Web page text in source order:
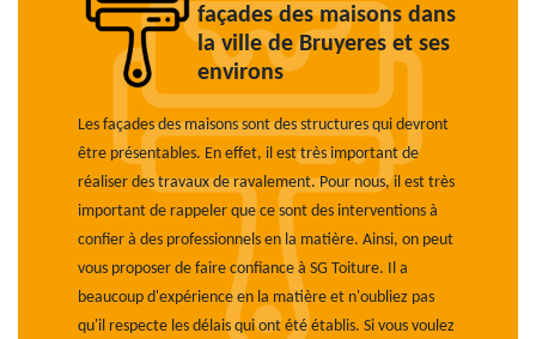
façades des maisons dans
la ville de Bruyeres et ses
environs
Les façades des maisons sont des structures qui devront
être présentables. En effet, il est très important de
réaliser des travaux de ravalement. Pour nous, il est très
important de rappeler que ce sont des interventions à
confier à des professionnels en la matière. Ainsi, on peut
vous proposer de faire confiance à SG Toiture. Il a
beaucoup d'expérience en la matière et n'oubliez pas
qu'il respecte les délais qui ont été établis. Si vous voulez